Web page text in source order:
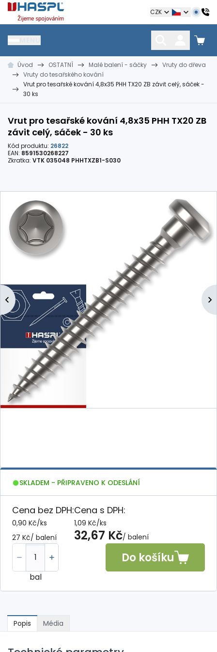
Hašpl CZK
HŘEBÍKY
kramle
SPOJOVACÍ MATERIÁL
vruty, šrouby, matice
KOTEVNÍ TECHNIKA
Úvod OSTATNÍ Malé balení - sáčky
Vruty do dřeva
Vruty do tesařského kování
Vrut pro tesařské kování 4,8x35 PHH TX20 ZB závit celý, sáček -
30 ks
Vrut pro tesařské kování 4,8x35 PHH TX20 ZB
závit celý, sáček - 30 ks
Kód produktu: 26822
EAN: 8591530268227
Zkratka: VTK 035048 PHHTXZB1-S030
SKLADEM - PŘIPRAVENO K ODESLÁNÍ
Cena bez DPH:
0,90 Kč/ks
27 Kč/ balení
Cena s DPH:
1,09 Kč/ks
32,67 Kč/ balení
bal
Do košíku
Popis Média